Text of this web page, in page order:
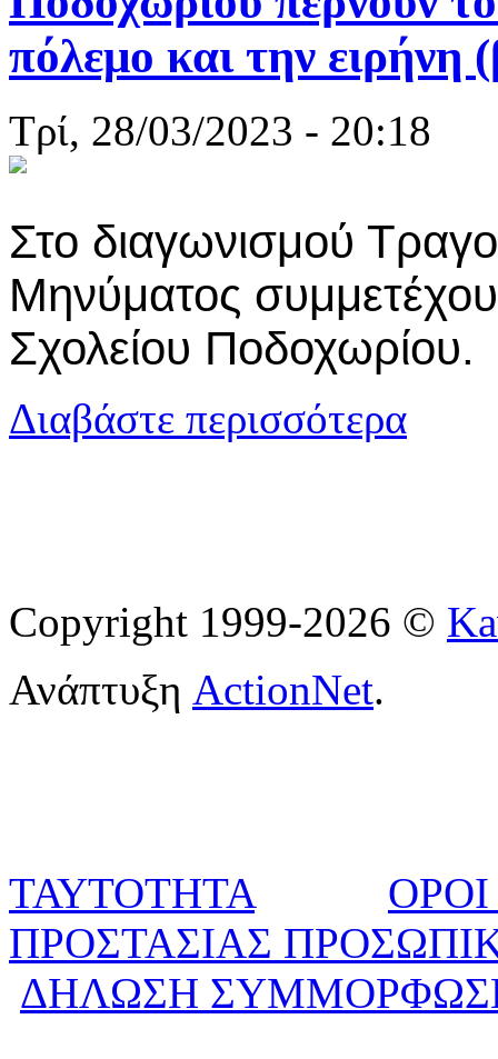
πόλεμο και την ειρήνη
Τρί, 28/03/2023 - 20:18
Στο διαγωνισμού
Μηνύματος
Σχολείου Ποδοχωρίου.
Διαβάστε περισσότερα
Copyright 1999-2026 ©
Ανάπτυξη ActionNet.
ΤΑΥΤΟΤΗΤΑ
ΠΡΟΣΤΑΣΙΑΣ
ΔΗΛΩΣΗ